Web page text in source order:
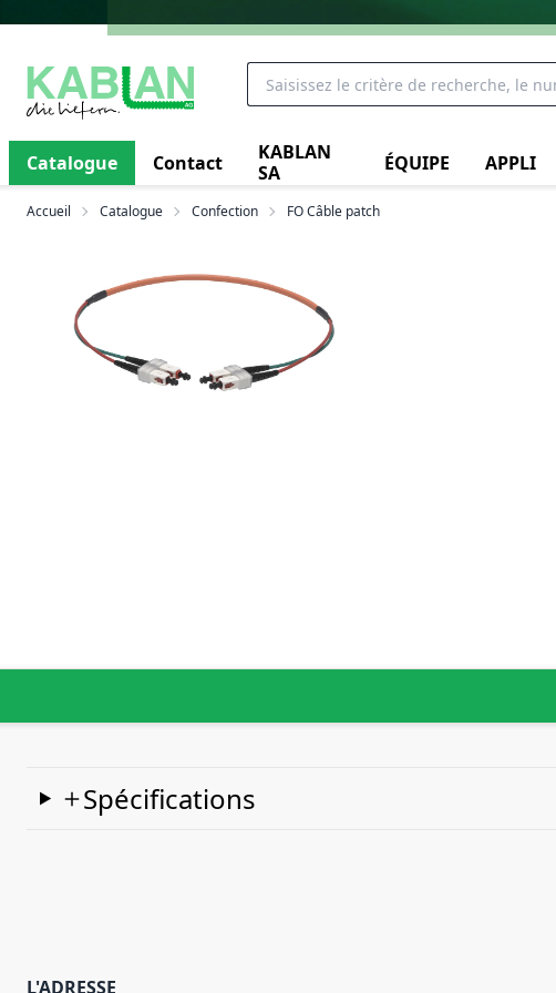
Catalogue Contact
KABLAN
SA
ÉQUIPE APPLI
Accueil Catalogue Confection FO Câble patch
Spécifications
L'ADRESSE